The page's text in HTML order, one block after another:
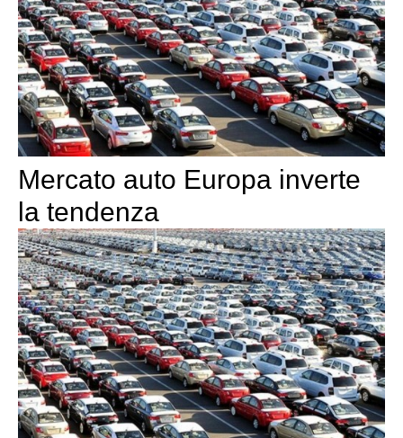
Mercato auto Europa inverte
la tendenza